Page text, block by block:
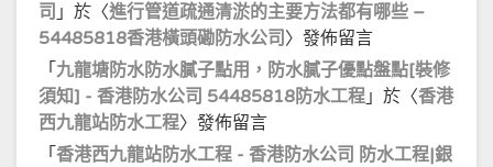
司 」於〈進行管道疏通清淤的主要方法都有哪些 –
54485818香港橫頭磡防水公司 〉發佈留言
「 九龍塘防水防水膩子點用，防水膩子優點盤點[裝修
須知] - 香港防水公司 54485818防水工程 」於〈香港
西九龍站防水工程〉發佈留言
「 香港西九龍站防水工程 - 香港防水公司 防水工程|銀